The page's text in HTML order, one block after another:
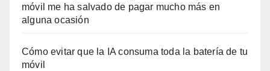
móvil me ha salvado de pagar mucho más en
alguna ocasión
Cómo evitar que la IA consuma toda la batería de tu
móvil